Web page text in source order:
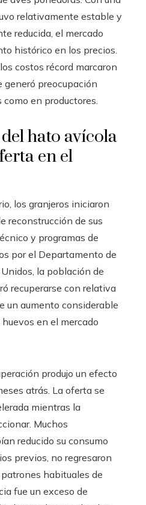
relativamente estable y
reducida, el mercado
histórico en los precios.
costos récord marcaron
generó preocupación
en productores.
hato avícola
en el
los granjeros iniciaron
reconstrucción de sus
y programas de
por el Departamento de
la población de
recuperarse con relativa
un aumento considerable
en el mercado
produjo un efecto
atrás. La oferta se
mientras la
Muchos
reducido su consumo
previos, no regresaron
habituales de
fue un exceso de